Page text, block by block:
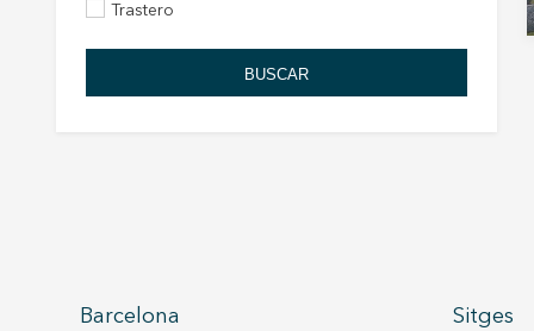
Trastero
BUSCAR
Barcelona Sitges